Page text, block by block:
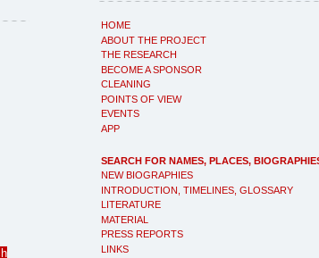
HOME
ABOUT THE PROJECT
THE RESEARCH
BECOME A SPONSOR
CLEANING
POINTS OF VIEW
EVENTS
APP
SEARCH FOR NAMES, PLACES,
NEW BIOGRAPHIES
INTRODUCTION, TIMELINES, GLOSSARY
LITERATURE
MATERIAL
PRESS REPORTS
LINKS